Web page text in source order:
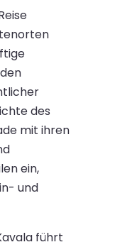
des
mit ihren
ein,
und
führt